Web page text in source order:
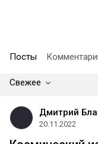
Посты
Свежее
Дмитрий
20.11.2022